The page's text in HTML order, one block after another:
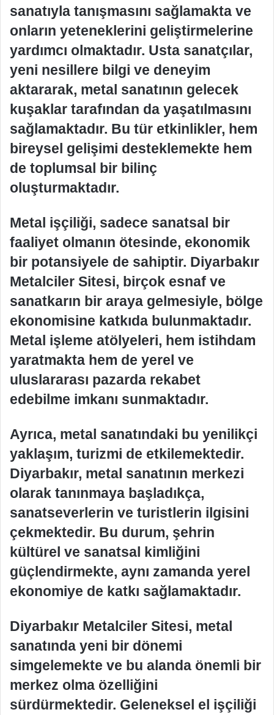
sanatıyla tanışmasını sağlamakta ve
onların yeteneklerini geliştirmelerine
yardımcı olmaktadır. Usta sanatçılar,
yeni nesillere bilgi ve deneyim
aktararak, metal sanatının gelecek
kuşaklar tarafından da yaşatılmasını
sağlamaktadır. Bu tür etkinlikler, hem
bireysel gelişimi desteklemekte hem
de toplumsal bir bilinç
oluşturmaktadır.
Metal işçiliği, sadece sanatsal bir
faaliyet olmanın ötesinde, ekonomik
bir potansiyele de sahiptir. Diyarbakır
Metalciler Sitesi, birçok esnaf ve
sanatkarın bir araya gelmesiyle, bölge
ekonomisine katkıda bulunmaktadır.
Metal işleme atölyeleri, hem istihdam
yaratmakta hem de yerel ve
uluslararası pazarda rekabet
edebilme imkanı sunmaktadır.
Ayrıca, metal sanatındaki bu yenilikçi
yaklaşım, turizmi de etkilemektedir.
Diyarbakır, metal sanatının merkezi
olarak tanınmaya başladıkça,
sanatseverlerin ve turistlerin ilgisini
çekmektedir. Bu durum, şehrin
kültürel ve sanatsal kimliğini
güçlendirmekte, aynı zamanda yerel
ekonomiye de katkı sağlamaktadır.
Diyarbakır Metalciler Sitesi, metal
sanatında yeni bir dönemi
simgelemekte ve bu alanda önemli bir
merkez olma özelliğini
sürdürmektedir. Geleneksel el işçiliği